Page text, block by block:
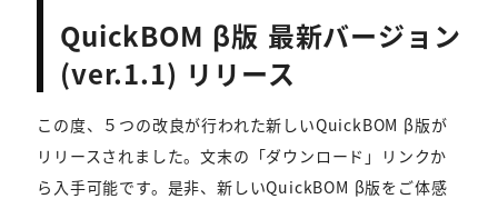
QuickBOM β版 最新バージョン
(ver.1.1) リリース
この度、５つの改良が行われた新しいQuickBOM β版が
リリースされました。文末の「ダウンロード」リンクか
ら入手可能です。是非、新しいQuickBOM β版をご体感